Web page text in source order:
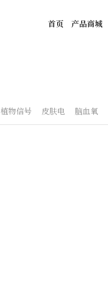
首页 产品商城
植物信号 皮肤电 脑血氧